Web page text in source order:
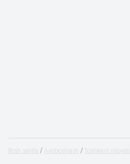
Bosh sahifa Ayirboshlash Toshkent viloyati